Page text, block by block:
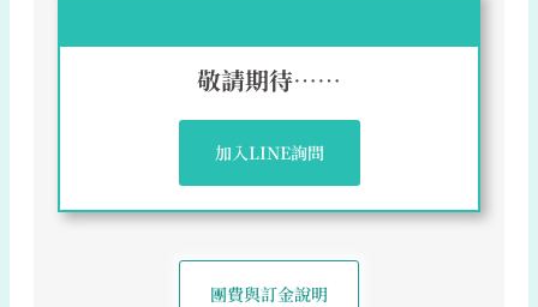
敬請期待……
加入LINE詢問
團費與訂金說明